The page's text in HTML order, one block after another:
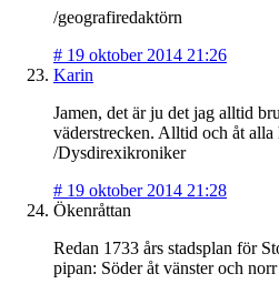
/geografiredaktörn
# 19 oktober 2014 21:26
Karin
Jamen, det är ju det jag alltid
väderstrecken. Alltid och åt alla
/Dysdirexikroniker
# 19 oktober 2014 21:28
Ökenråttan
Redan 1733 års stadsplan för
pipan: Söder åt vänster och norr